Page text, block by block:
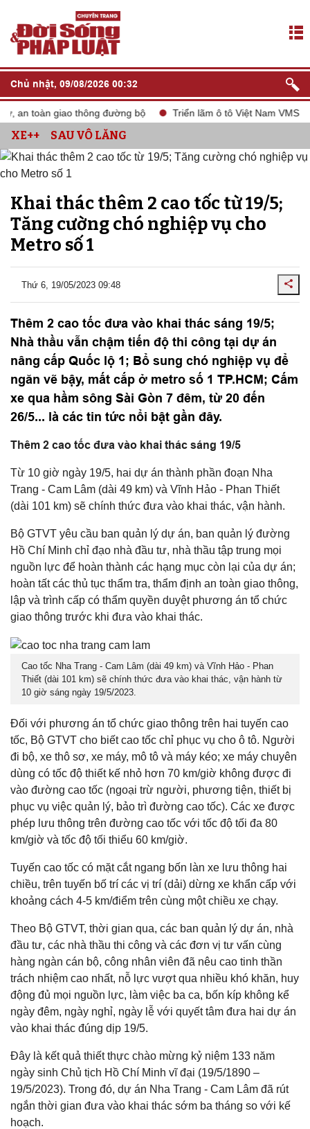
Chủ nhật, 09/08/2026 00:32
toàn giao thông đường bộ Triển lãm ô tô Việt Nam VMS 2024
XE++ SAU VÔ LĂNG
Khai thác thêm 2 cao tốc từ 19/5;
Tăng cường chó nghiệp vụ cho
Metro số 1
Thứ 6, 19/05/2023 09:48
Thêm 2 cao tốc đưa vào khai thác sáng 19/5;
Nhà thầu vẫn chậm tiến độ thi công tại dự án
nâng cấp Quốc lộ 1; Bổ sung chó nghiệp vụ để
ngăn vẽ bậy, mất cắp ở metro số 1 TP.HCM; Cấm
xe qua hầm sông Sài Gòn 7 đêm, từ 20 đến
26/5... là các tin tức nổi bật gần đây.
Thêm 2 cao tốc đưa vào khai thác sáng 19/5
Từ 10 giờ ngày 19/5, hai dự án thành phần đoạn Nha
Trang - Cam Lâm (dài 49 km) và Vĩnh Hảo - Phan Thiết
(dài 101 km) sẽ chính thức đưa vào khai thác, vận hành.
Bộ GTVT yêu cầu ban quản lý dự án, ban quản lý đường
Hồ Chí Minh chỉ đạo nhà đầu tư, nhà thầu tập trung mọi
nguồn lực để hoàn thành các hạng mục còn lại của dự án;
hoàn tất các thủ tục thẩm tra, thẩm định an toàn giao thông,
lập và trình cấp có thẩm quyền duyệt phương án tổ chức
giao thông trước khi đưa vào khai thác.
Cao tốc Nha Trang - Cam Lâm (dài 49 km) và Vĩnh Hảo - Phan
Thiết (dài 101 km) sẽ chính thức đưa vào khai thác, vận hành từ
10 giờ sáng ngày 19/5/2023.
Đối với phương án tổ chức giao thông trên hai tuyến cao
tốc, Bộ GTVT cho biết cao tốc chỉ phục vụ cho ô tô. Người
đi bộ, xe thô sơ, xe máy, mô tô và máy kéo; xe máy chuyên
dùng có tốc độ thiết kế nhỏ hơn 70 km/giờ không được đi
vào đường cao tốc (ngoại trừ người, phương tiện, thiết bị
phục vụ việc quản lý, bảo trì đường cao tốc). Các xe được
phép lưu thông trên đường cao tốc với tốc độ tối đa 80
km/giờ và tốc độ tối thiểu 60 km/giờ.
Tuyến cao tốc có mặt cắt ngang bốn làn xe lưu thông hai
chiều, trên tuyến bố trí các vị trí (dải) dừng xe khẩn cấp với
khoảng cách 4-5 km/điểm trên cùng một chiều xe chạy.
Theo Bộ GTVT, thời gian qua, các ban quản lý dự án, nhà
đầu tư, các nhà thầu thi công và các đơn vị tư vấn cùng
hàng ngàn cán bộ, công nhân viên đã nêu cao tinh thần
trách nhiệm cao nhất, nỗ lực vượt qua nhiều khó khăn, huy
động đủ mọi nguồn lực, làm việc ba ca, bốn kíp không kể
ngày đêm, ngày nghỉ, ngày lễ với quyết tâm đưa hai dự án
vào khai thác đúng dịp 19/5.
Đây là kết quả thiết thực chào mừng kỷ niệm 133 năm
ngày sinh Chủ tịch Hồ Chí Minh vĩ đại (19/5/1890 –
19/5/2023). Trong đó, dự án Nha Trang - Cam Lâm đã rút
ngắn thời gian đưa vào khai thác sớm ba tháng so với kế
hoạch.